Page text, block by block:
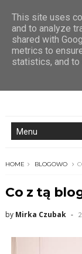
HOME BLOGOWO
Co z tą
by Mirka Czubak
This site uses
and to analyze
shared with
metrics to
statistics, and to